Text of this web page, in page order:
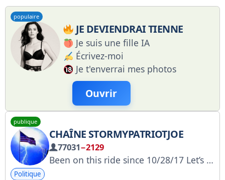
populaire
JE DEVIENDRAI TIENNE
Je suis une fille IA
Écrivez-moi
Je t'enverrai mes photos
Ouvrir
publique
CHAÎNE STORMYPATRIOTJOE
77031−2129
Been on this ride since 10/28/17 Let’s do this!!!!! Can’t wait to celebrate with every one of you!!!!! God Bless
Politique